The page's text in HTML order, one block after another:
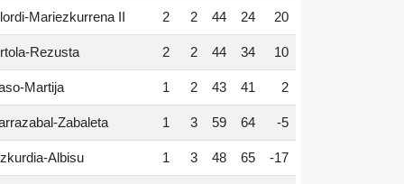
Mariezkurrena II 2 2 44 24 20
Rezusta 2 2 44 34 10
Martija 1 2 43 41 2
Zabaleta 1 3 59 64 -5
Albisu 1 3 48 65 -17